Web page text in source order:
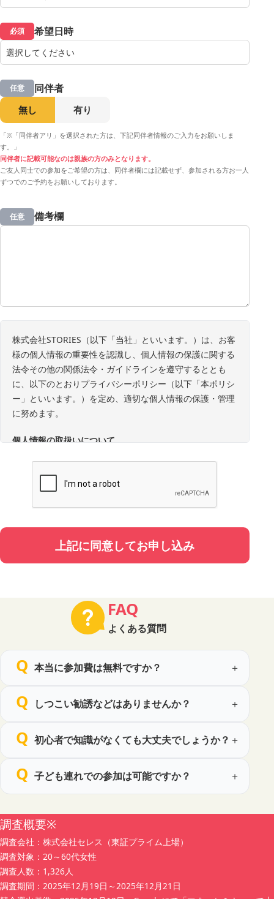
必須 希望日時
任意 同伴者
無し 有り
「※「同伴者アリ」を選択された方は、下記同伴者情報のご入力をお願いしま
す。」
同伴者に記載可能なのは親族の方のみとなります。
ご友人同士での参加をご希望の方は、同伴者欄には記載せず、参加される方お一人
ずつでのご予約をお願いしております。
任意 備考欄
株式会社STORIES（以下「当社」といいます。）は、お客
様の個人情報の重要性を認識し、個人情報の保護に関する
法令その他の関係法令・ガイドラインを遵守するととも
に、以下のとおりプライバシーポリシー（以下「本ポリシ
ー」といいます。）を定め、適切な個人情報の保護・管理
に努めます。
個人情報の取扱いについて
事業者名：株式会社STORIES
代表者：代表取締役 陣内 亨
2. 個人情報の定義
本ポリシーにおいて「個人情報」とは、氏名、性別、電話
ことにより特定の個人を識別できる情報をいいます。
（1）セミナー申込時にご提供いただく情報
性別
電話番号
年代
お住いの都道府県
同伴者情報（お名前・年代・性別・申込者との続柄）
ら任意にご提供いただく情報
4. 個人情報の取得方法
当社は、主として当社が運営するウェブサイト等に設置す
る予約フォームを通じて、適正かつ公正な手段により個人
情報を取得します。
上記に同意してお申し込み
FAQ
よくある質問
本当に参加費は無料ですか？
しつこい勧誘などはありませんか？
初心者で知識がなくても大丈夫でしょうか？
子ども連れでの参加は可能ですか？
調査概要※
調査会社：株式会社セレス（東証プライム上場）
調査対象：20～60代女性
調査人数：1,326人
調査期間：2025年12月19日～2025年12月21日